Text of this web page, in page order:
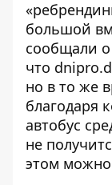
большой
сообщали
что
но в то же
благодаря
автобус
не
этом можно